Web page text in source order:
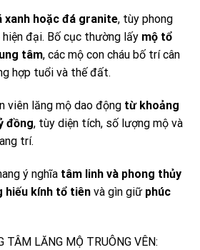
xanh hoặc đá granite, tùy phong
đại. Bố cục thường lấy mộ tổ
tâm, các mộ con cháu bố trí cân
hợp tuổi và thế đất.
viên lăng mộ dao động từ khoảng
đồng, tùy diện tích, số lượng mộ và
trí.
ý nghĩa tâm linh và phong thủy
hiếu kính tổ tiên và gìn giữ phúc
TÂM LĂNG MỘ TRUÔNG VÊN: